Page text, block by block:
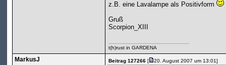
z.B. eine Lavalampe als Positivform
Gruß
Scorpion_XIII
t(h)rust in GARDENA
MarkusJ Beitrag 127266[ 20. August 2007 um 13:01]